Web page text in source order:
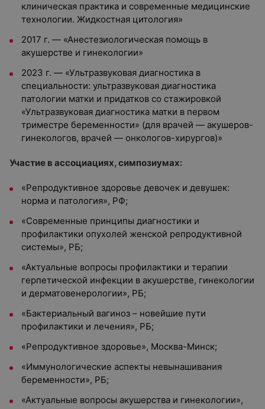
клиническая практика и современные медицинские
технологии. Жидкостная цитология»
2017 г. — «Анестезиологическая помощь в
акушерстве и гинекологии»
2023 г. — «Ультразвуковая диагностика в
специальности: ультразвуковая диагностика
патологии матки и придатков со стажировкой
«Ультразвуковая диагностика матки в первом
триместре беременности» (для врачей — акушеров-
гинекологов, врачей — онкологов-хирургов)»
Участие в ассоциациях, симпозиумах:
«Репродуктивное здоровье девочек и девушек:
норма и патология», РФ;
«Современные принципы диагностики и
профилактики опухолей женской репродуктивной
системы», РБ;
«Актуальные вопросы профилактики и терапии
герпетической инфекции в акушерстве, гинекологии
и дерматовенерологии», РБ;
«Бактериальный вагиноз – новейшие пути
профилактики и лечения», РБ;
«Репродуктивное здоровье», Москва-Минск;
«Иммунологические аспекты невынашивания
беременности», РБ;
«Актуальные вопросы акушерства и гинекологии»,